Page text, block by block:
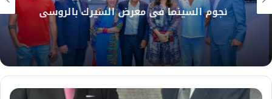
نجوم السينما في معرض السيرك بالروسي